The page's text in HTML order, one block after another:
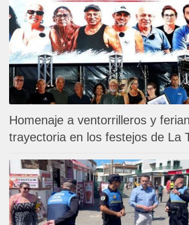
Homenaje a ventorrilleros y
trayectoria en los festejos de La